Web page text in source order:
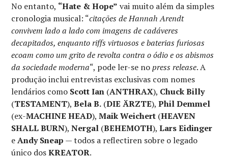
No entanto, “Hate & Hope” vai muito além da simples
cronologia musical: “citações de Hannah Arendt
convivem lado a lado com imagens de cadáveres
decapitados, enquanto riffs virtuosos e baterias furiosas
ecoam como um grito de revolta contra o ódio e os abismos
da sociedade moderna“, pode ler-se nopress release. A
produção inclui entrevistas exclusivas com nomes
lendários como Scott Ian (ANTHRAX), Chuck Billy
(TESTAMENT),Bela B. (DIE ÄRZTE),Phil Demmel
(ex-MACHINE HEAD),Maik Weichert (HEAVEN
SHALL BURN),Nergal (BEHEMOTH),Lars Eidinger
eAndy Sneap — todos a reflectiren sobre o legado
único dosKREATOR.